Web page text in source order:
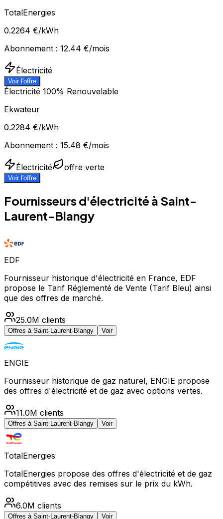
TotalEnergies
0.2264 €/kWh
Abonnement : 12.44 €/mois
Électricité
Voir l'offre
Électricité 100% Renouvelable
Ekwateur
0.2284 €/kWh
Abonnement : 15.48 €/mois
Électricité offre verte
Voir l'offre
Fournisseurs d'électricité à Saint-
Laurent-Blangy
EDF
Fournisseur historique d'électricité en France, EDF
propose le Tarif Réglementé de Vente (Tarif Bleu) ainsi
que des offres de marché.
25.0M clients
Offres à Saint-Laurent-Blangy Voir
ENGIE
Fournisseur historique de gaz naturel, ENGIE propose
des offres d'électricité et de gaz avec options vertes.
11.0M clients
Offres à Saint-Laurent-Blangy Voir
TotalEnergies
TotalEnergies propose des offres d'électricité et de gaz
compétitives avec des remises sur le prix du kWh.
6.0M clients
Offres à Saint-Laurent-Blangy Voir